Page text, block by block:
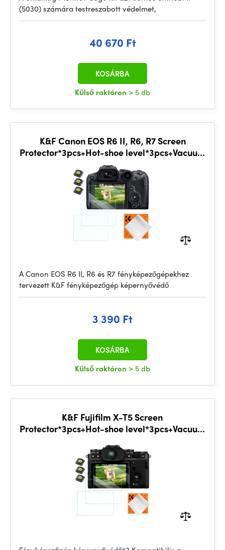
(5030) számára testreszabott védelmet,
40 670 Ft
Külső raktáron > 5 db
KOSÁRBA
K&F Canon EOS R6 II, R6, R7 Screen
Protector*3pcs+Hot-shoe level*3pcs+Vacuum
Cleaning Cloth*1
A Canon EOS R6 II, R6 és R7 fényképezőgépekhez
tervezett K&F fényképezőgép képernyővédő
3 390 Ft
Külső raktáron > 5 db
KOSÁRBA
K&F Fujifilm X-T5 Screen
Protector*3pcs+Hot-shoe level*3pcs+Vacuum